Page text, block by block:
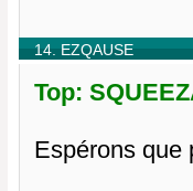
14. EZQAUSE
Top:
Espérons que